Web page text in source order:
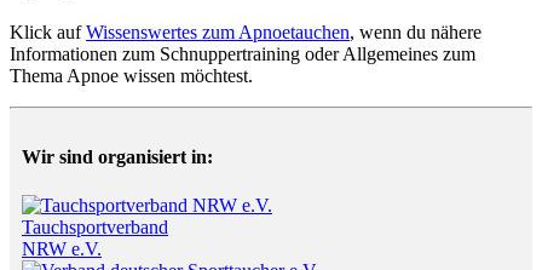
Klick aufWissenswertes zum Apnoetauchen, wenn du nähere
Informationen zum Schnuppertraining oder Allgemeines zum
Thema Apnoe wissen möchtest.
Wir sind organisiert in:
Tauchsportverband
NRW e.V.